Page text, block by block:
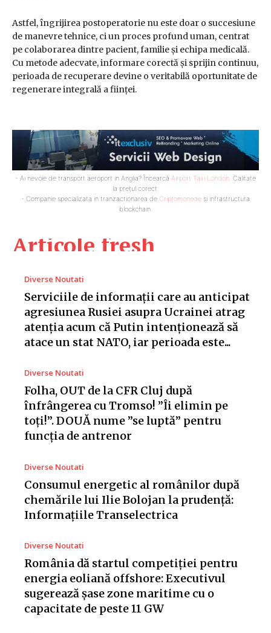
Articole fresh
Diverse Noutati
Serviciile de informații care au anticipat
agresiunea Rusiei asupra Ucrainei atrag
atenția acum că Putin intenționează să
atace un stat NATO, iar perioada este...
Diverse Noutati
Folha, OUT de la CFR Cluj după
înfrângerea cu Tromso! ”Îi elimin pe
toți!”. DOUĂ nume ”se luptă” pentru
funcția de antrenor
Diverse Noutati
Consumul energetic al românilor după
chemările lui Ilie Bolojan la prudență:
Informațiile Transelectrica
Diverse Noutati
România dă startul competiției pentru
energia eoliană offshore: Executivul
sugerează șase zone maritime cu o
capacitate de peste 11 GW
Astfel, îngrijirea postoperatorie nu este doar o succesiune
de manevre tehnice, ci un proces profund uman, centrat
pe colaborarea dintre pacient, familie și echipa medicală.
Cu metode adecvate, informare corectă și sprijin continuu,
perioada de recuperare devine o veritabilă oportunitate de
regenerare integrală a ființei.
- Ai nevoie de transport aeroport in Anglia? Încearcă Airport Taxi London. Calitate
la prețul corect.
- Companie specializata in tranzactionarea de Criptomonede si infrastructura
blockchain.